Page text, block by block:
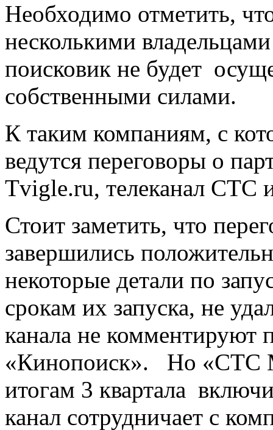
Необходимо отметить,
несколькими
поисковик не будет
собственными силами.
К таким компаниям, с
ведутся переговоры о
Tvigle.ru, телеканал СТС
Стоит заметить, что
завершились
некоторые детали по
срокам их запуска, не
канала не комментируют
«Кинопоиск». Но «СТС
итогам 3 квартала
канал сотрудничает с